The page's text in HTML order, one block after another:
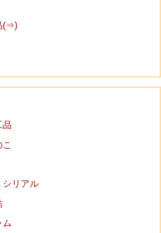
(⇒)
品
シリアル
ム